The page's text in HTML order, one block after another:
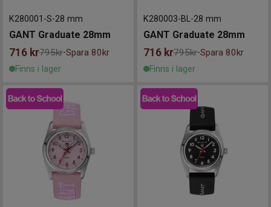
K280001-S-28 mm
GANT Graduate 28mm
716 kr795kr-Spara 80kr
Finns i lager
K280003-BL-28 mm
GANT Graduate 28mm
716 kr795kr-Spara 80kr
Finns i lager